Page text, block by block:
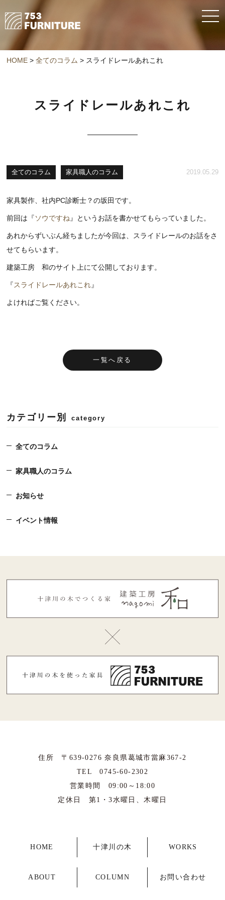
HOME >全てのコラム > スライドレールあれこれ
スライドレールあれこれ
全てのコラム 家具職人のコラム 2019.05.29
家具製作、社内PC診断士？の坂田です。
前回は『ソウですね 』というお話を書かせてもらっていました。
あれからずいぶん経ちましたが今回は、スライドレールのお話をさ
せてもらいます。
建築工房 和のサイト上にて公開しております。
『スライドレールあれこれ』
よければご覧ください。
一覧へ戻る
カテゴリー別
全てのコラム
家具職人のコラム
お知らせ
イベント情報
住所 〒639-0276 奈良県葛城市當麻367-2
TEL 0745-60-2302
営業時間 09:00～18:00
定休日 第1・3水曜日、木曜日
HOME 十津川の木 WORKS
ABOUT COLUMN お問い合わせ